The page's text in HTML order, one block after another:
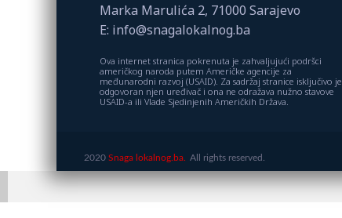
Marka Marulića 2, 71000 Sarajevo
E: info@snagalokalnog.ba
Ova internet stranica pokrenuta je zahvaljujući podršci
američkog naroda putem Američke agencije za
međunarodni razvoj (USAID). Za sadržaj stranice isključivo je
odgovoran njen uređivač i ona ne odražava nužno stavove
USAID-a ili Vlade Sjedinjenih Američkih Država.
2020 Snaga lokalnog.ba. All rights reserved.